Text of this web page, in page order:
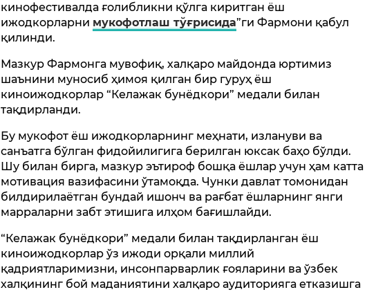
кинофестивалда ғолибликни қўлга киритган ёш
ижодкорларни мукофотлаш тўғрисида”ги Фармони қабул
қилинди.
Мазкур Фармонга мувофиқ, халқаро майдонда юртимиз
шаънини муносиб ҳимоя қилган бир гуруҳ ёш
киноижодкорлар “Келажак бунёдкори” медали билан
тақдирланди.
Бу мукофот ёш ижодкорларнинг меҳнати, излануви ва
санъатга бўлган фидойилигига берилган юксак баҳо бўлди.
Шу билан бирга, мазкур эътироф бошқа ёшлар учун ҳам катта
мотивация вазифасини ўтамоқда. Чунки давлат томонидан
билдирилаётган бундай ишонч ва рағбат ёшларнинг янги
марраларни забт этишига илҳом бағишлайди.
“Келажак бунёдкори” медали билан тақдирланган ёш
киноижодкорлар ўз ижоди орқали миллий
қадриятларимизни, инсонпарварлик ғояларини ва ўзбек
халқининг бой маданиятини халқаро аудиторияга етказишга